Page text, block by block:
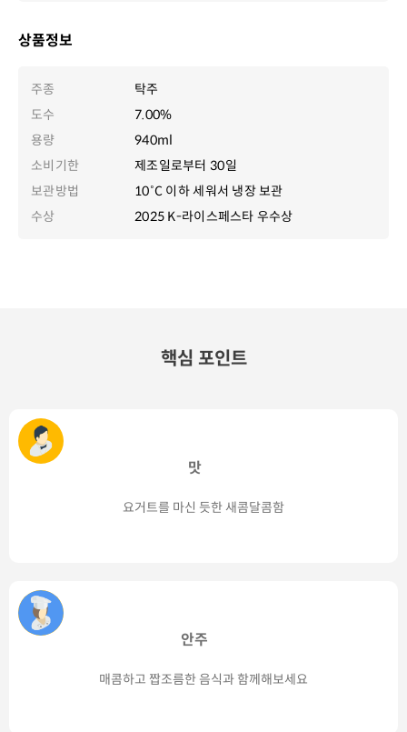
상품정보
주종
탁주
도수
7.00%
용량
940ml
소비기한
제조일로부터 30일
보관방법
10˚C 이하 세워서 냉장 보관
수상
2025 K-라이스페스타 우수상
핵심 포인트
맛
요거트를 마신 듯한 새콤달콤함
안주
매콤하고 짭조름한 음식과 함께해보세요